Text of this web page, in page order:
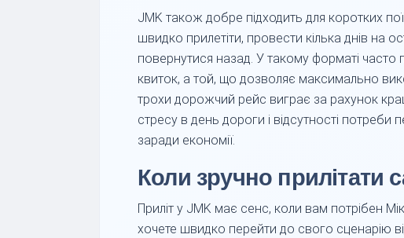
JMK також добре підходить для коротких
швидко прилетіти, провести кілька днів на
повернутися назад. У такому форматі
квиток, а той, що дозволяє максимально
трохи дорожчий рейс виграє за рахунок
стресу в день дороги і відсутності потреби
заради економії.
Коли зручно прилітати
Приліт у JMK має сенс, коли вам потрібен
хочете швидко перейти до свого сценарію